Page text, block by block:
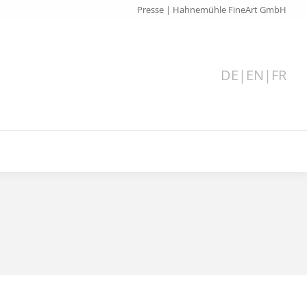
Presse | Hahnemühle FineArt GmbH
DE | EN | FR